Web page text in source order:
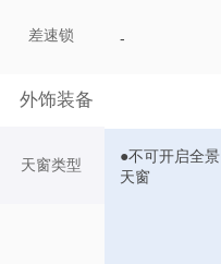
差速锁
外饰装备
天窗类型
-
●不可开启全景
天窗